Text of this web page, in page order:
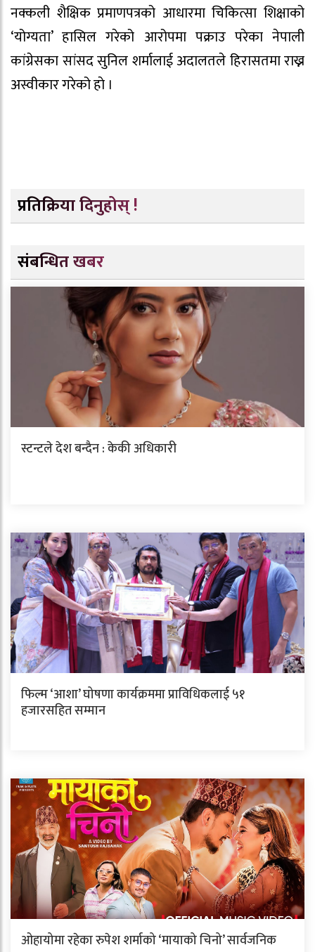
नक्कली शैक्षिक प्रमाणपत्रको आधारमा चिकित्सा शिक्षाको
‘योग्यता’ हासिल गरेको आरोपमा पक्राउ परेका नेपाली
कांग्रेसका सांसद सुनिल शर्मालाई अदालतले हिरासतमा राख्न
अस्वीकार गरेको हाे ।
प्रतिक्रिया दिनुहोस् !
संबन्धित खबर
स्टन्टले देश बन्दैन : केकी अधिकारी
फिल्म ‘आशा’ घोषणा कार्यक्रममा प्राविधिकलाई ५१
हजारसहित सम्मान
ओहायोमा रहेका रुपेश शर्माको ‘मायाको चिनो’ सार्वजनिक